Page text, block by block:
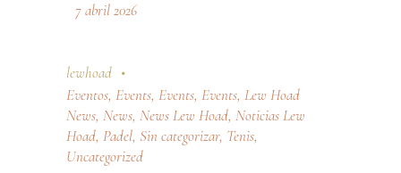
7 abril 2026
lewhoad
Eventos, Events, Events, Events, Lew Hoad
News, News, News Lew Hoad, Noticias Lew
Hoad, Padel, Sin categorizar, Tenis,
Uncategorized